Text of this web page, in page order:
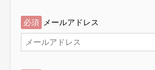
必須 メールアドレス